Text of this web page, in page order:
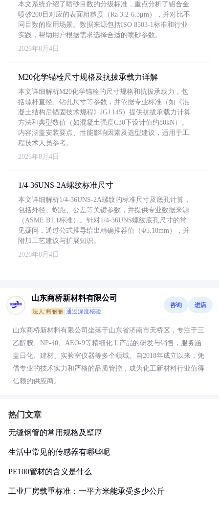
本文系统介绍了喷砂目数的分级标准，重点分析了铝合金
喷砂200目对应的表面粗糙度（Ra 3.2-6.3μm），并对比不
同目数的应用场景。数据来源包括ISO 8503-1标准和行业
实践，帮助用户根据需求选择合适的喷砂参数。
2026年8月4日
M20化学锚栓尺寸规格及抗拔承载力详解
本文详细解析M20化学锚栓的尺寸规格和抗拔承载力，包
括螺杆直径、钻孔尺寸等参数，并依据专业标准（如《混
凝土结构后锚固技术规程》JGJ 145）提供抗拔承载力计算
方法和典型数值（如混凝土强度C30下设计值约80kN）。
内容涵盖安装要点、性能影响因素及选型建议，适用于工
程技术人员参考。
2026年8月4日
1/4-36UNS-2A螺纹标准尺寸
本文详细解析1/4-36UNS-2A螺纹的标准尺寸及底孔计算，
包括外径、螺距、公差等关键参数，并提供专业数据来源
（ASME B1.1标准）。针对1/4-36UNS螺纹底孔尺寸的常
见疑问，通过公式推导给出精确推荐值（Φ5.18mm），并
附加工艺建议与扩展知识。
2026年8月4日
山东商桥新材料有限公司
法人:商丽丽 通过深度核验
咨询 进店
山东商桥新材料有限公司坐落于山东省济南市天桥区，专注于三
乙醇胺、NP-40、AEO-9等精细化工产品的研发与销售，服务涵
盖日化、建材、实验室仪器等多个领域。自2018年成立以来，凭
借专业的技术实力和严格的品质管控，成为化工新材料行业值得
信赖的供应商。
热门文章
无缝钢管的常用规格及壁厚
生活中常见的传感器有哪些呢
PE100管材的含义是什么
工业厂房载重标准：一平方米能承受多少公斤